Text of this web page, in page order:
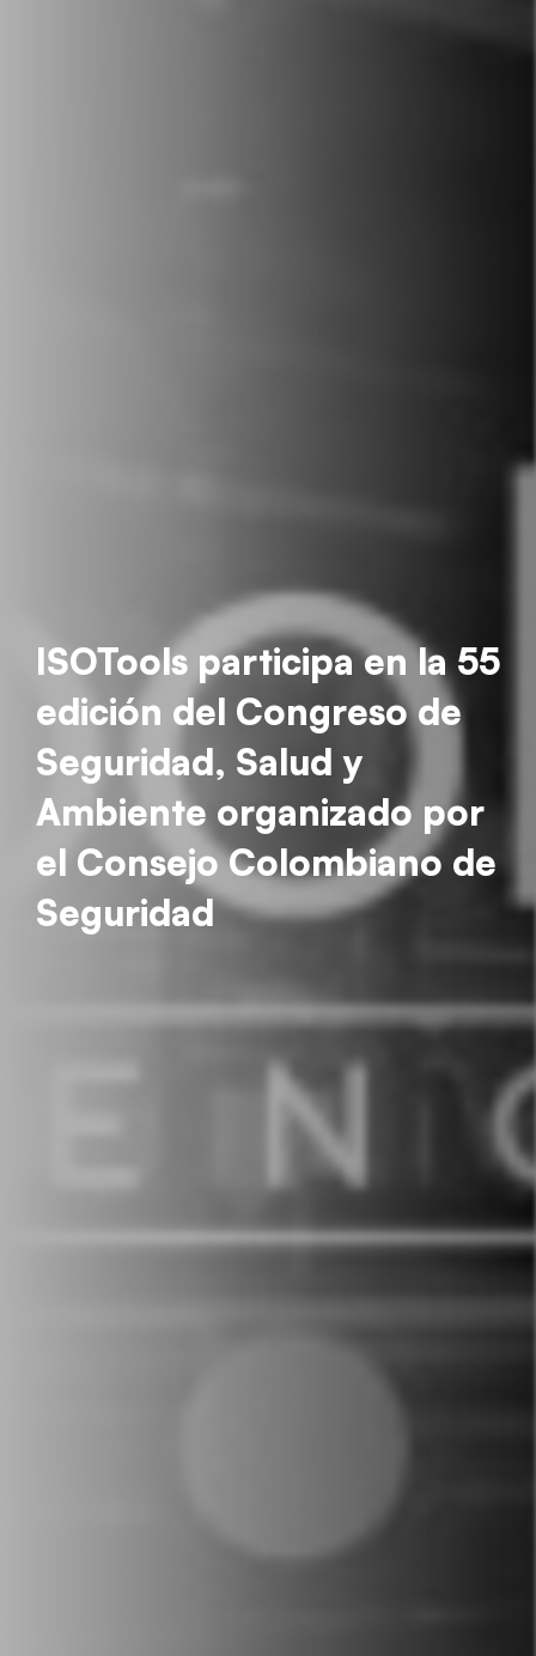
ISOTools participa en la 55
edición del Congreso de
Seguridad, Salud y
Ambiente organizado por
el Consejo Colombiano de
Seguridad